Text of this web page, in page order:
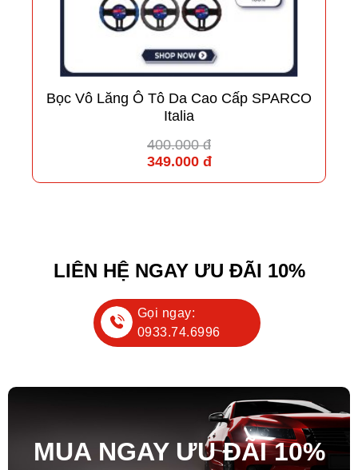
Bọc Vô Lăng Ô Tô Da Cao Cấp SPARCO
Italia
400.000 đ
349.000 đ
LIÊN HỆ NGAY ƯU ĐÃI 10%
Gọi ngay:
0933.74.6996
MUA NGAY ƯU ĐÃI10%